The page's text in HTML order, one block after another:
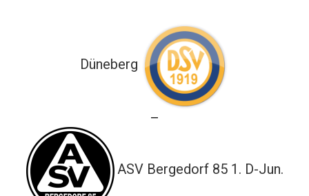
Düneberg
—
ASV Bergedorf 85 1. D-Jun.